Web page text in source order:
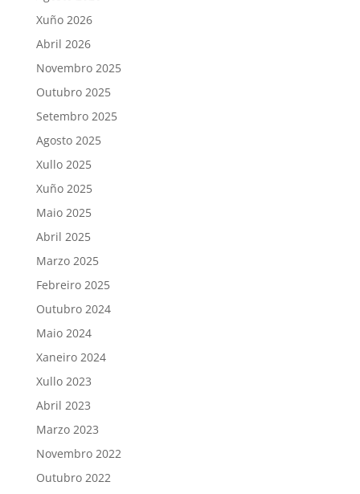
Xuño 2026
Abril 2026
Novembro 2025
Outubro 2025
Setembro 2025
Agosto 2025
Xullo 2025
Xuño 2025
Maio 2025
Abril 2025
Marzo 2025
Febreiro 2025
Outubro 2024
Maio 2024
Xaneiro 2024
Xullo 2023
Abril 2023
Marzo 2023
Novembro 2022
Outubro 2022